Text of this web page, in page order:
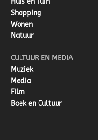
Huis en Tuin
Shopping
Wonen
Natuur
CULTUUR EN MEDIA
Muziek
Media
Film
Boek en Cultuur